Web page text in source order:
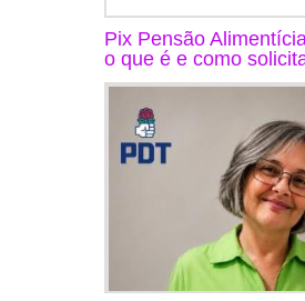
Pix Pensão
o que é e como